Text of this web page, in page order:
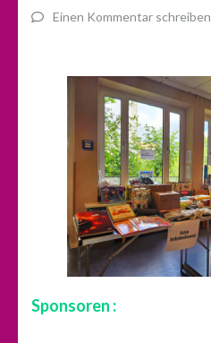
Einen Kommentar schreiben
Sponsoren :